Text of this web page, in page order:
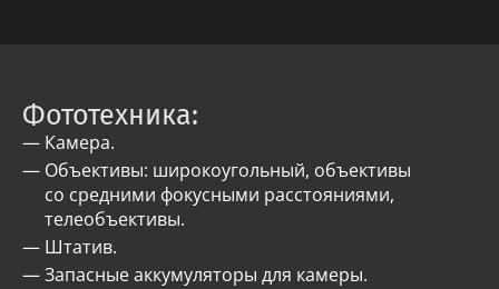
Фототехника:
Камера.
Объективы: широкоугольный, объективы
со средними фокусными расстояниями,
телеобъективы.
Штатив.
Запасные аккумуляторы для камеры.